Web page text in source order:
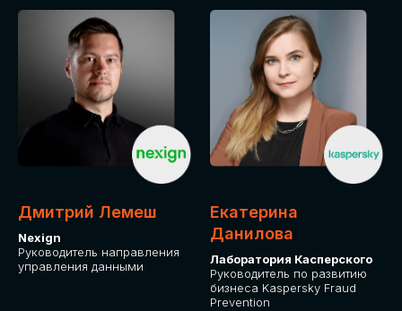
Дмитрий Лемеш
Nexign
Руководитель направления
управления данными
Екатерина
Данилова
Лаборатория Касперского
Руководитель по развитию
бизнеса Kaspersky Fraud
Prevention
ДЛЯ ОПЛАТЫ БИЛЕТОВ
Оплата через сервис Timepad
ПРИОБРЕСТИ БИЛЕТ